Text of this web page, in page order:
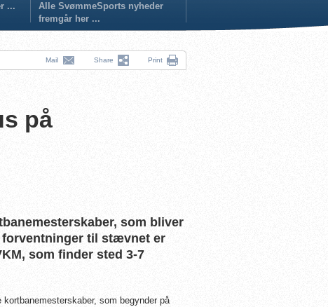
...
Alle SvømmeSports nyheder
fremgår her ...
Mail Share Print
på
som bliver
forventninger til stævnet er
som finder sted 3-7
som begynder på